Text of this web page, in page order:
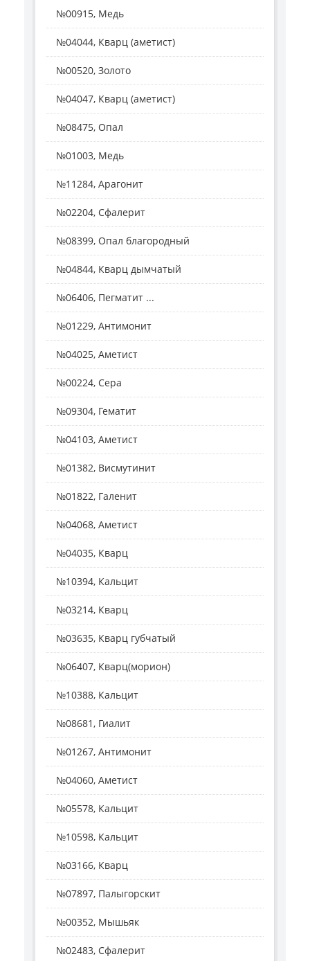
№00915, Медь
№04044, Кварц (аметист)
№00520, Золото
№04047, Кварц (аметист)
№08475, Опал
№01003, Медь
№11284, Арагонит
№02204, Сфалерит
№08399, Опал благородный
№04844, Кварц дымчатый
№06406, Пегматит ...
№01229, Антимонит
№04025, Аметист
№00224, Сера
№09304, Гематит
№04103, Аметист
№01382, Висмутинит
№01822, Галенит
№04068, Аметист
№04035, Кварц
№10394, Кальцит
№03214, Кварц
№03635, Кварц губчатый
№06407, Кварц(морион)
№10388, Кальцит
№08681, Гиалит
№01267, Антимонит
№04060, Аметист
№05578, Кальцит
№10598, Кальцит
№03166, Кварц
№07897, Палыгорскит
№00352, Мышьяк
№02483, Сфалерит